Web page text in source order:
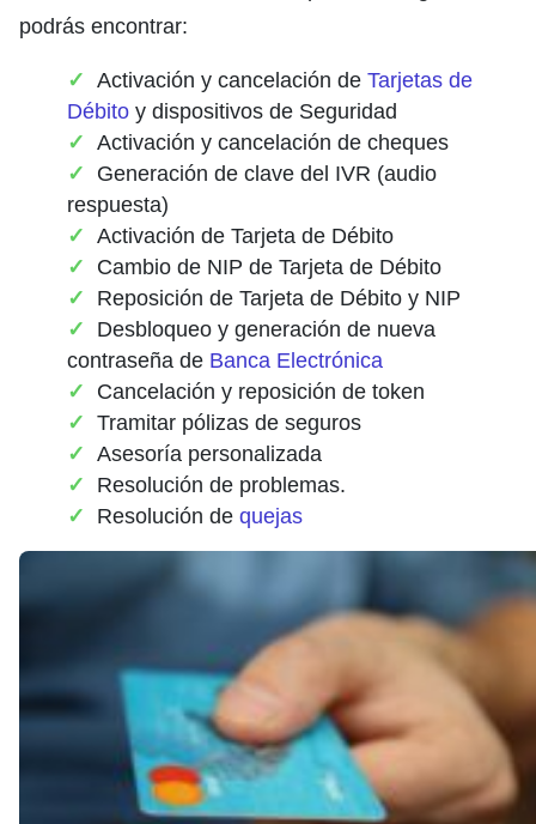
podrás encontrar:
Activación y cancelación de Tarjetas de
Débito y dispositivos de Seguridad
Activación y cancelación de cheques
Generación de clave del IVR (audio
respuesta)
Activación de Tarjeta de Débito
Cambio de NIP de Tarjeta de Débito
Reposición de Tarjeta de Débito y NIP
Desbloqueo y generación de nueva
contraseña de Banca Electrónica
Cancelación y reposición de token
Tramitar pólizas de seguros
Asesoría personalizada
Resolución de problemas.
Resolución de quejas